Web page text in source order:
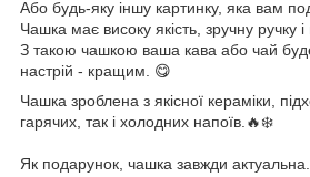
Або будь-яку іншу картинку, яка вам
Чашка має високу якість, зручну ручку і
З такою чашкою ваша кава або чай
настрій - кращим. 😋
Чашка зроблена з якісної кераміки,
гарячих, так і холодних напоїв.🔥❄️
Як подарунок, чашка завжди